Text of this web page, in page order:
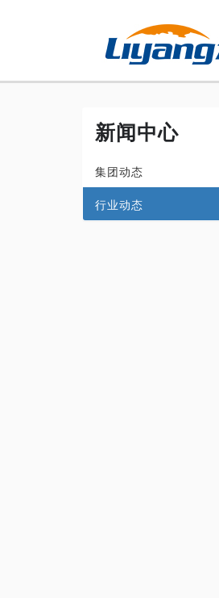
新闻中心
集团动态
行业动态